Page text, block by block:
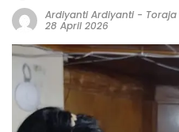
Ardiyanti Ardiyanti-
28 April 2026